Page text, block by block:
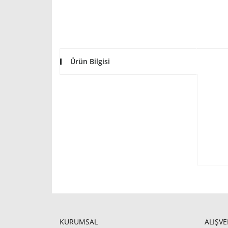
Ürün Bilgisi
KURUMSAL